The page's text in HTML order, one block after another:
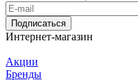
Подписаться
Интернет-магазин
Акции
Бренды